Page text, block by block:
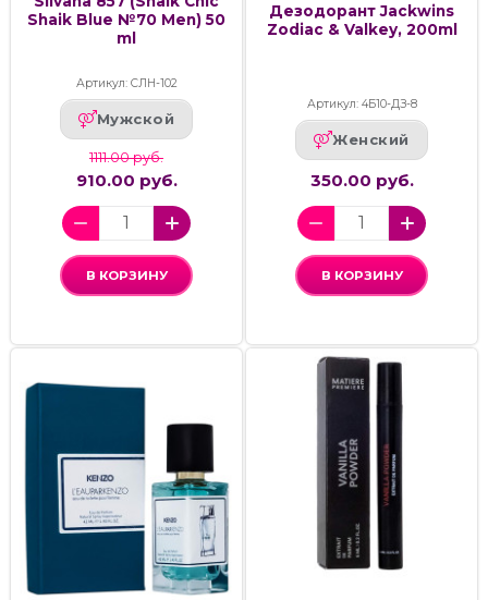
Shaik Blue №70 Men) 50
ml
Артикул: СЛН-102
Мужской
1111.00 руб.
910.00 руб.
В КОРЗИНУ
Дезодорант Jackwins
Zodiac & Valkey, 200ml
Артикул: 4Б10-ДЗ-8
Женский
350.00 руб.
В КОРЗИНУ